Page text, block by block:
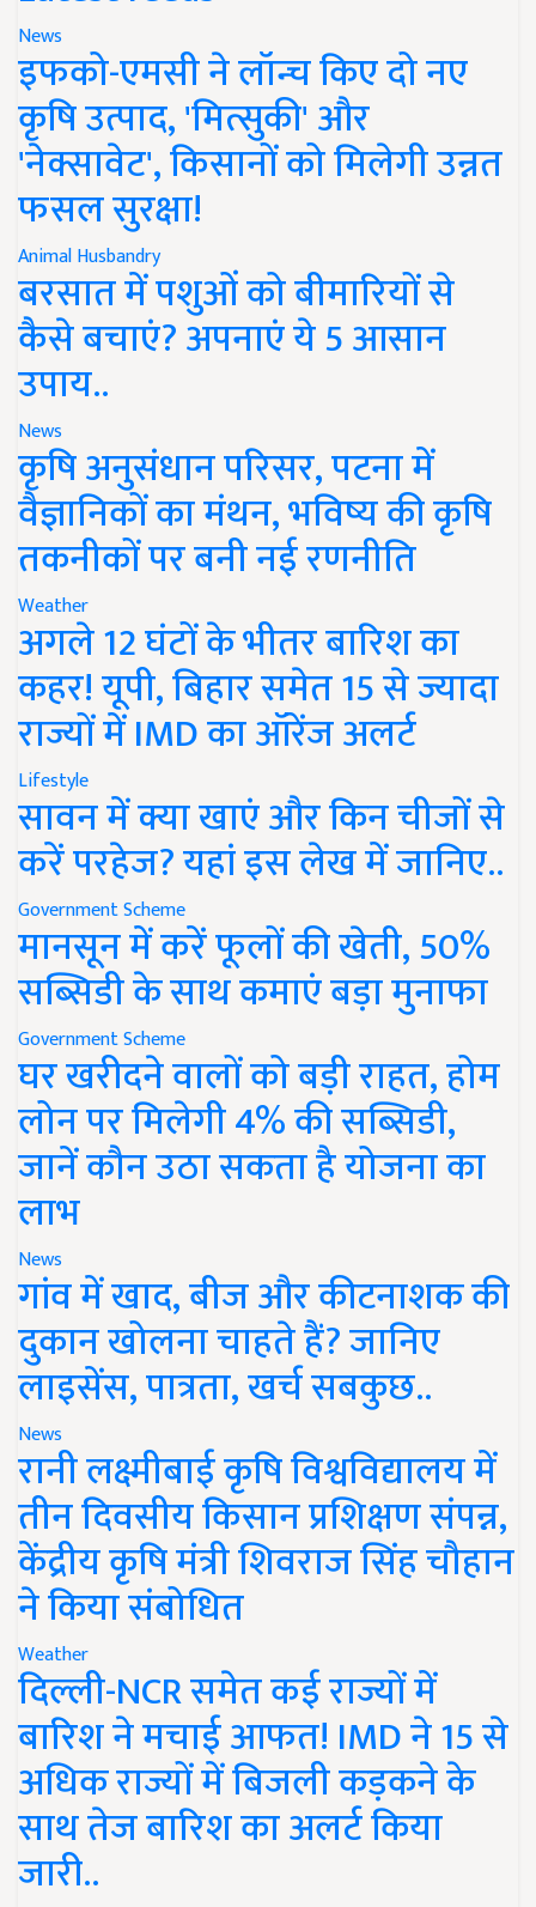
News
इफको-एमसी ने लॉन्च किए दो नए
कृषि उत्पाद, 'मित्सुकी' और
'नेक्सावेट', किसानों को मिलेगी उन्नत
फसल सुरक्षा!
Animal Husbandry
बरसात में पशुओं को बीमारियों से
कैसे बचाएं? अपनाएं ये 5 आसान
उपाय..
News
कृषि अनुसंधान परिसर, पटना में
वैज्ञानिकों का मंथन, भविष्य की कृषि
तकनीकों पर बनी नई रणनीति
Weather
अगले 12 घंटों के भीतर बारिश का
कहर! यूपी, बिहार समेत 15 से ज्यादा
राज्यों में IMD का ऑरेंज अलर्ट
Lifestyle
सावन में क्या खाएं और किन चीजों से
करें परहेज? यहां इस लेख में जानिए..
Government Scheme
मानसून में करें फूलों की खेती, 50%
सब्सिडी के साथ कमाएं बड़ा मुनाफा
Government Scheme
घर खरीदने वालों को बड़ी राहत, होम
लोन पर मिलेगी 4% की सब्सिडी,
जानें कौन उठा सकता है योजना का
लाभ
News
गांव में खाद, बीज और कीटनाशक की
दुकान खोलना चाहते हैं? जानिए
लाइसेंस, पात्रता, खर्च सबकुछ..
News
रानी लक्ष्मीबाई कृषि विश्वविद्यालय में
तीन दिवसीय किसान प्रशिक्षण संपन्न,
केंद्रीय कृषि मंत्री शिवराज सिंह चौहान
ने किया संबोधित
Weather
दिल्ली-NCR समेत कई राज्यों में
बारिश ने मचाई आफत! IMD ने 15 से
अधिक राज्यों में बिजली कड़कने के
साथ तेज बारिश का अलर्ट किया
जारी..